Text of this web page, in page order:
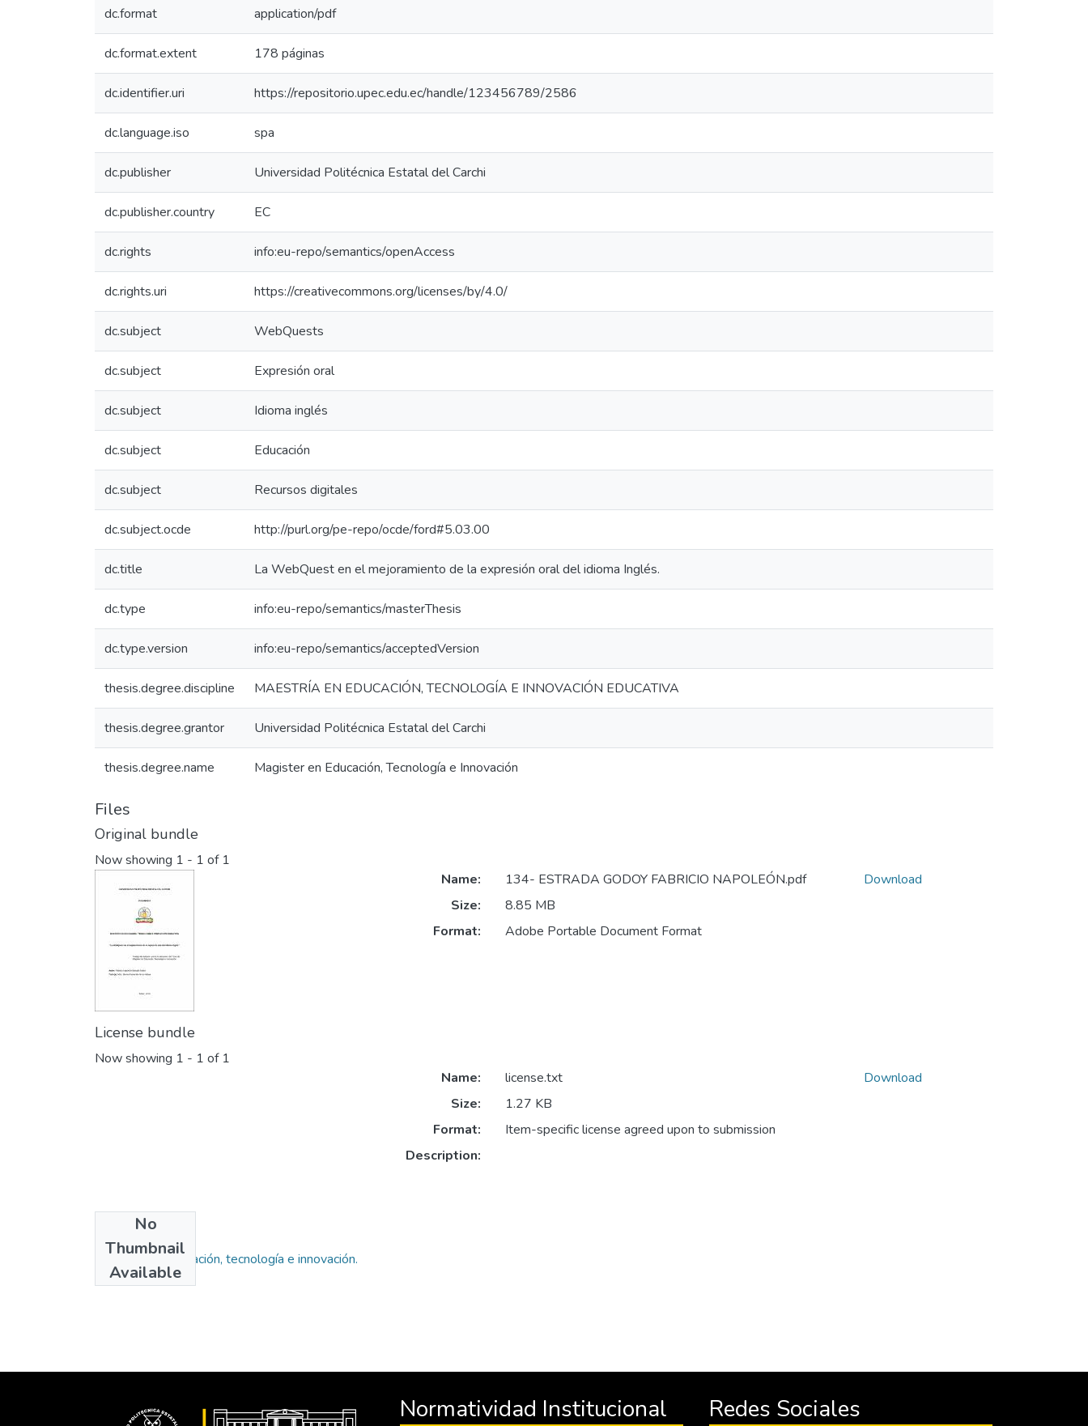
dc.format application/pdf
dc.format.extent 178 páginas
dc.identifier.uri https://repositorio.upec.edu.ec/handle/123456789/2586
dc.language.iso spa
dc.publisher Universidad Politécnica Estatal del Carchi
dc.publisher.country EC
dc.rights info:eu-repo/semantics/openAccess
dc.rights.uri https://creativecommons.org/licenses/by/4.0/
dc.subject WebQuests
dc.subject Expresión oral
dc.subject Idioma inglés
dc.subject Educación
dc.subject Recursos digitales
dc.subject.ocde http://purl.org/pe-repo/ocde/ford#5.03.00
dc.title La WebQuest en el mejoramiento de la expresión oral del idioma Inglés.
dc.type info:eu-repo/semantics/masterThesis
dc.type.version info:eu-repo/semantics/acceptedVersion
thesis.degree.discipline MAESTRÍA EN EDUCACIÓN, TECNOLOGÍA E INNOVACIÓN EDUCATIVA
thesis.degree.grantor Universidad Politécnica Estatal del Carchi
thesis.degree.name Magister en Educación, Tecnología e Innovación
Files
Original bundle
Now showing 1 - 1 of 1
Name:
134- ESTRADA GODOY FABRICIO NAPOLEÓN.pdf
Size:
8.85 MB
Format:
Adobe Portable Document Format
Download
License bundle
Now showing 1 - 1 of 1
No
Thumbnail
Available
Name:
license.txt
Size:
1.27 KB
Format:
Item-specific license agreed upon to submission
Description:
Download
Collections
Maestría en Educación, tecnología e innovación.
Normatividad Institucional Redes Sociales